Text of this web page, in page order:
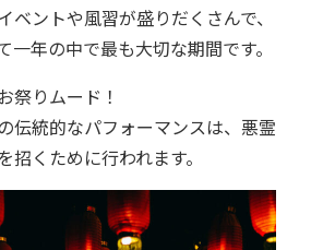
ベントや風習が盛りだくさんで、
一年の中で最も大切な期間です。
祭りムード！
伝統的なパフォーマンスは、悪霊
招くために行われます。